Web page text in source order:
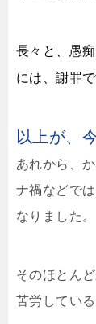
長々と、愚
には、謝罪
以上が、
あれから、
ナ禍などで
なりました。
そのほとん
苦労している